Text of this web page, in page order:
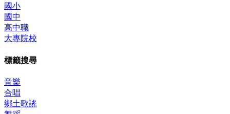
國小
國中
高中職
大專院校
標籤搜尋
音樂
合唱
鄉土歌謠